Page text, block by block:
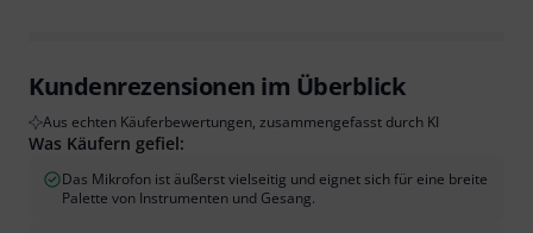
Kundenrezensionen im Überblick
Aus echten Käuferbewertungen, zusammengefasst durch KI
Was Käufern gefiel:
Das Mikrofon ist äußerst vielseitig und eignet sich für eine breite
Palette von Instrumenten und Gesang.